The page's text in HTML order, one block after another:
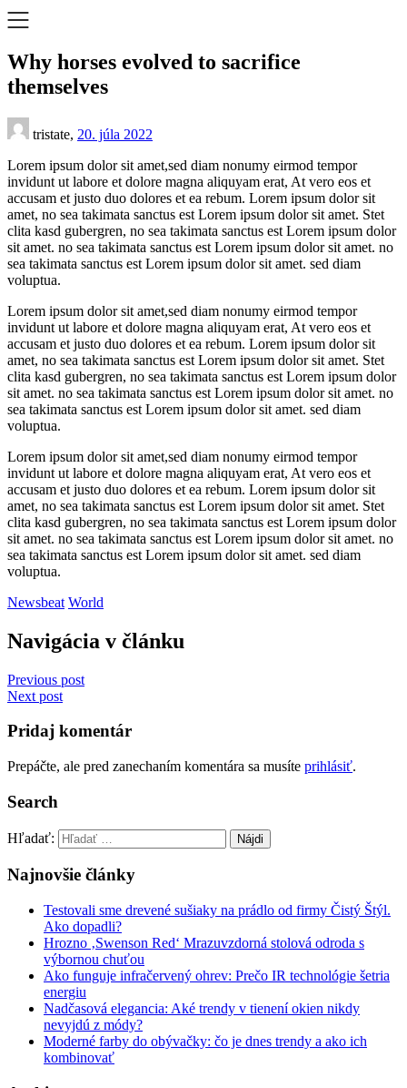
Why horses evolved to sacrifice
themselves
tristate, 20. júla 2022
Lorem ipsum dolor sit amet,sed diam nonumy eirmod tempor
invidunt ut labore et dolore magna aliquyam erat, At vero eos et
accusam et justo duo dolores et ea rebum. Lorem ipsum dolor sit
amet, no sea takimata sanctus est Lorem ipsum dolor sit amet. Stet
clita kasd gubergren, no sea takimata sanctus est Lorem ipsum dolor
sit amet. no sea takimata sanctus est Lorem ipsum dolor sit amet. no
sea takimata sanctus est Lorem ipsum dolor sit amet. sed diam
voluptua.
Lorem ipsum dolor sit amet,sed diam nonumy eirmod tempor
invidunt ut labore et dolore magna aliquyam erat, At vero eos et
accusam et justo duo dolores et ea rebum. Lorem ipsum dolor sit
amet, no sea takimata sanctus est Lorem ipsum dolor sit amet. Stet
clita kasd gubergren, no sea takimata sanctus est Lorem ipsum dolor
sit amet. no sea takimata sanctus est Lorem ipsum dolor sit amet. no
sea takimata sanctus est Lorem ipsum dolor sit amet. sed diam
voluptua.
Lorem ipsum dolor sit amet,sed diam nonumy eirmod tempor
invidunt ut labore et dolore magna aliquyam erat, At vero eos et
accusam et justo duo dolores et ea rebum. Lorem ipsum dolor sit
amet, no sea takimata sanctus est Lorem ipsum dolor sit amet. Stet
clita kasd gubergren, no sea takimata sanctus est Lorem ipsum dolor
sit amet. no sea takimata sanctus est Lorem ipsum dolor sit amet. no
sea takimata sanctus est Lorem ipsum dolor sit amet. sed diam
voluptua.
Newsbeat World
Navigácia v článku
Previous post
Next post
Pridaj komentár
Prepáčte, ale pred zanechaním komentára sa musíte prihlásiť.
Search
Hľadať:
Najnovšie články
Testovali sme drevené sušiaky na prádlo od firmy Čistý Štýl.
Ako dopadli?
Hrozno ‚Swenson Red‘ Mrazuvzdorná stolová odroda s
výbornou chuťou
Ako funguje infračervený ohrev: Prečo IR technológie šetria
energiu
Nadčasová elegancia: Aké trendy v tienení okien nikdy
nevyjdú z módy?
Moderné farby do obývačky: čo je dnes trendy a ako ich
kombinovať